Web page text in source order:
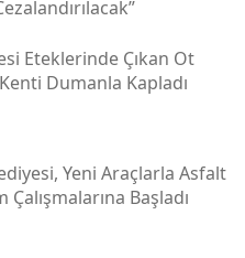
Eteklerinde Çıkan Ot
Kenti Dumanla Kapladı
Yeni Araçlarla Asfalt
Çalışmalarına Başladı